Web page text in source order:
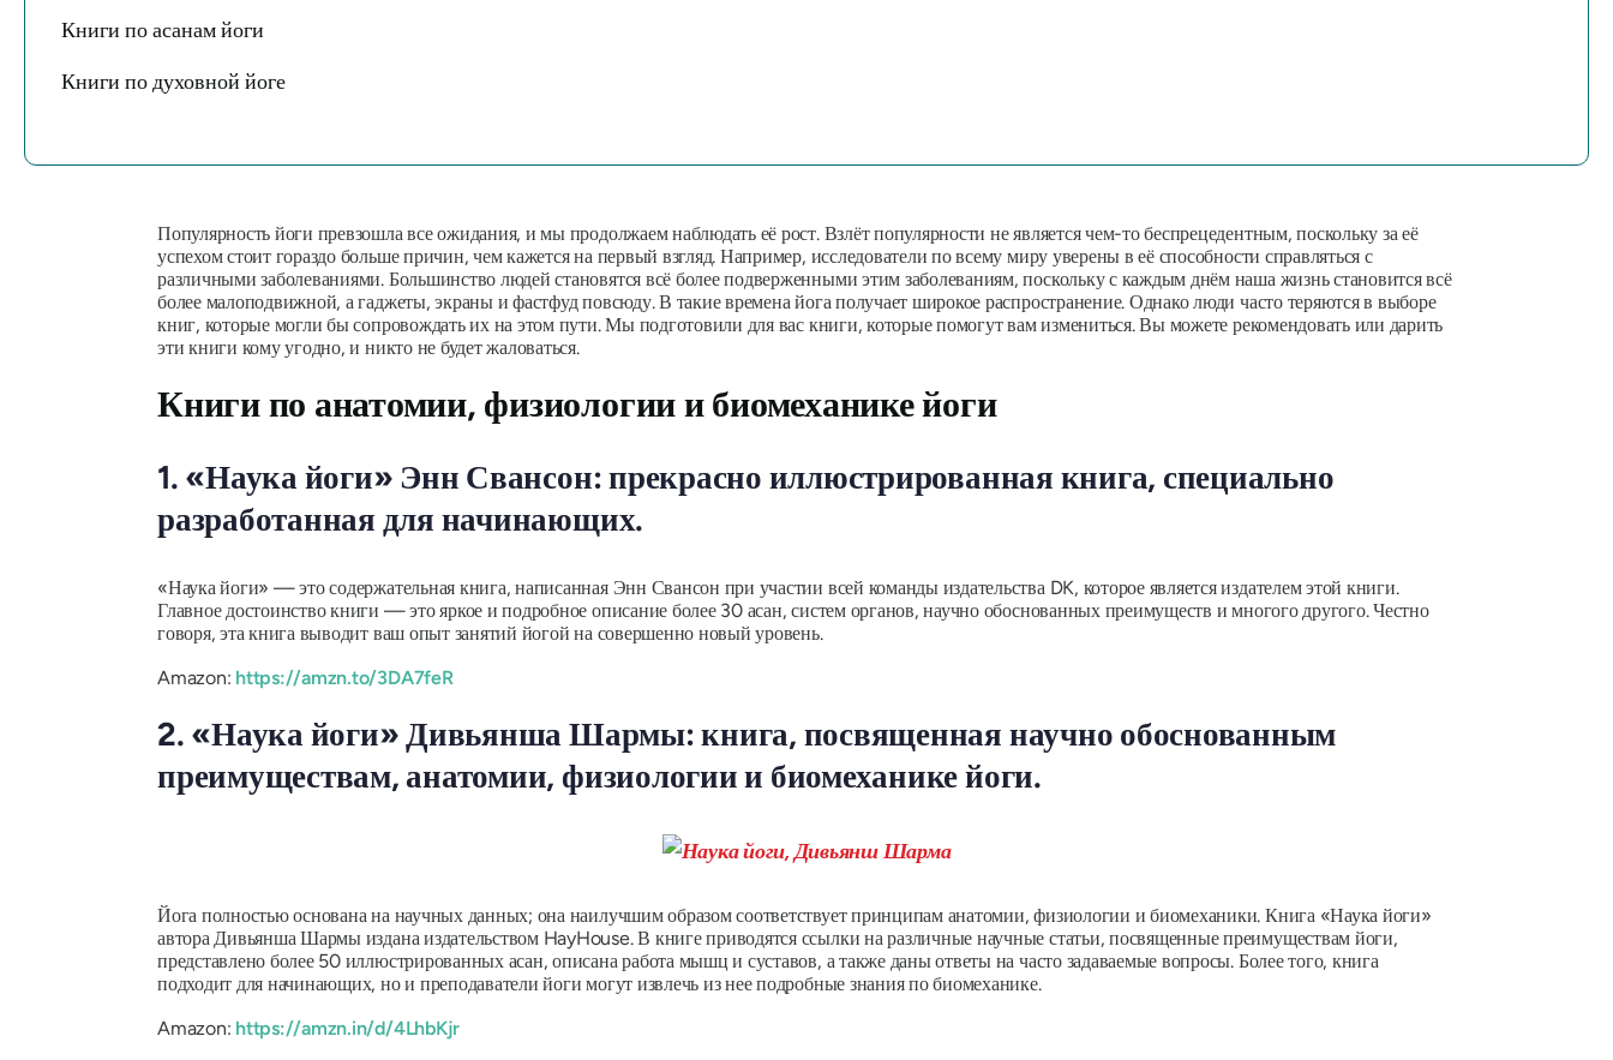
Книги по асанам йоги
Книги по духовной йоге
Популярность йоги превзошла все ожидания, и мы продолжаем наблюдать её рост. Взлёт популярности не является чем-то беспрецедентным, поскольку за её
успехом стоит гораздо больше причин, чем кажется на первый взгляд. Например, исследователи по всему миру уверены в её способности справляться с
различными заболеваниями. Большинство людей становятся всё более подверженными этим заболеваниям, поскольку с каждым днём наша жизнь становится всё
более малоподвижной, а гаджеты, экраны и фастфуд повсюду. В такие времена йога получает широкое распространение. Однако люди часто теряются в выборе
книг, которые могли бы сопровождать их на этом пути. Мы подготовили для вас книги, которые помогут вам измениться. Вы можете рекомендовать или дарить
эти книги кому угодно, и никто не будет жаловаться.
Книги по анатомии, физиологии и биомеханике йоги
1. «Наука йоги» Энн Свансон: прекрасно иллюстрированная книга, специально
разработанная для начинающих.
«Наука йоги» — это содержательная книга, написанная Энн Свансон при участии всей команды издательства DK, которое является издателем этой книги.
Главное достоинство книги — это яркое и подробное описание более 30 асан, систем органов, научно обоснованных преимуществ и многого другого. Честно
говоря, эта книга выводит ваш опыт занятий йогой на совершенно новый уровень.
Amazon: https://amzn.to/3DA7feR
2. «Наука йоги» Дивьянша Шармы: книга, посвященная научно обоснованным
преимуществам, анатомии, физиологии и биомеханике йоги.
Йога полностью основана на научных данных; она наилучшим образом соответствует принципам анатомии, физиологии и биомеханики. Книга «Наука йоги»
автора Дивьянша Шармы издана издательством HayHouse. В книге приводятся ссылки на различные научные статьи, посвященные преимуществам йоги,
представлено более 50 иллюстрированных асан, описана работа мышц и суставов, а также даны ответы на часто задаваемые вопросы. Более того, книга
подходит для начинающих, но и преподаватели йоги могут извлечь из нее подробные знания по биомеханике.
Amazon: https://amzn.in/d/4LhbKjr